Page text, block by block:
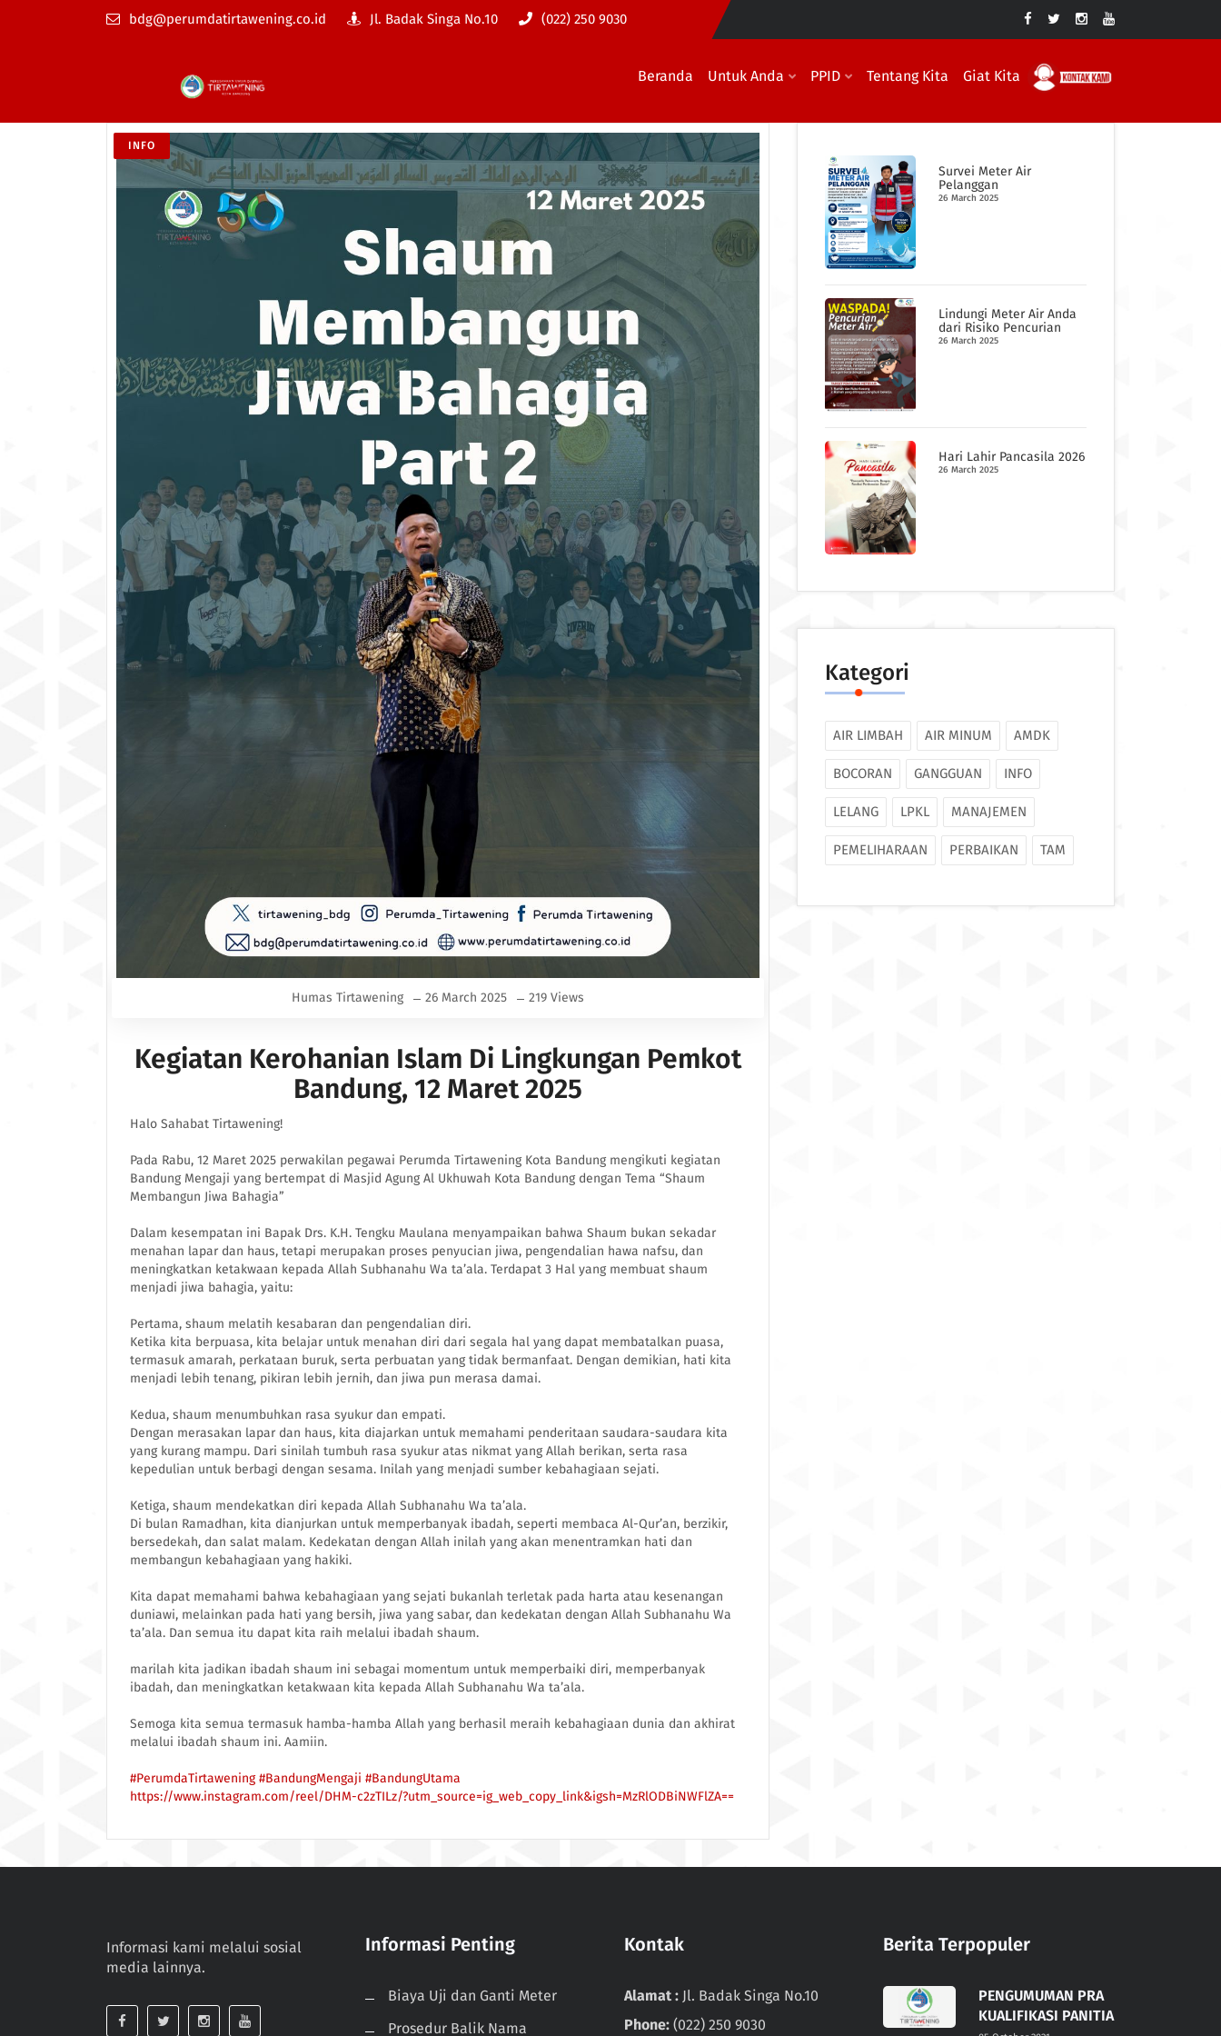
bdg@perumdatirtawening.co.id Jl. Badak Singa No.10 (022) 250 9030
Beranda Untuk Anda PPID Tentang Kita Giat Kita
INFO
Humas Tirtawening 26 March 2025 219 Views
Kegiatan Kerohanian Islam Di Lingkungan Pemkot
Bandung, 12 Maret 2025
Halo Sahabat Tirtawening!
Pada Rabu, 12 Maret 2025 perwakilan pegawai Perumda Tirtawening Kota Bandung mengikuti kegiatan
Bandung Mengaji yang bertempat di Masjid Agung Al Ukhuwah Kota Bandung dengan Tema “Shaum
Membangun Jiwa Bahagia”
Dalam kesempatan ini Bapak Drs. K.H. Tengku Maulana menyampaikan bahwa Shaum bukan sekadar
menahan lapar dan haus, tetapi merupakan proses penyucian jiwa, pengendalian hawa nafsu, dan
meningkatkan ketakwaan kepada Allah Subhanahu Wa ta’ala. Terdapat 3 Hal yang membuat shaum
menjadi jiwa bahagia, yaitu:
Pertama, shaum melatih kesabaran dan pengendalian diri.
Ketika kita berpuasa, kita belajar untuk menahan diri dari segala hal yang dapat membatalkan puasa,
termasuk amarah, perkataan buruk, serta perbuatan yang tidak bermanfaat. Dengan demikian, hati kita
menjadi lebih tenang, pikiran lebih jernih, dan jiwa pun merasa damai.
Kedua, shaum menumbuhkan rasa syukur dan empati.
Dengan merasakan lapar dan haus, kita diajarkan untuk memahami penderitaan saudara-saudara kita
yang kurang mampu. Dari sinilah tumbuh rasa syukur atas nikmat yang Allah berikan, serta rasa
kepedulian untuk berbagi dengan sesama. Inilah yang menjadi sumber kebahagiaan sejati.
Ketiga, shaum mendekatkan diri kepada Allah Subhanahu Wa ta’ala.
Di bulan Ramadhan, kita dianjurkan untuk memperbanyak ibadah, seperti membaca Al-Qur’an, berzikir,
bersedekah, dan salat malam. Kedekatan dengan Allah inilah yang akan menentramkan hati dan
membangun kebahagiaan yang hakiki.
Kita dapat memahami bahwa kebahagiaan yang sejati bukanlah terletak pada harta atau kesenangan
duniawi, melainkan pada hati yang bersih, jiwa yang sabar, dan kedekatan dengan Allah Subhanahu Wa
ta’ala. Dan semua itu dapat kita raih melalui ibadah shaum.
marilah kita jadikan ibadah shaum ini sebagai momentum untuk memperbaiki diri, memperbanyak
ibadah, dan meningkatkan ketakwaan kita kepada Allah Subhanahu Wa ta’ala.
Semoga kita semua termasuk hamba-hamba Allah yang berhasil meraih kebahagiaan dunia dan akhirat
melalui ibadah shaum ini. Aamiin.
#PerumdaTirtawening#BandungMengaji #BandungUtama
https://www.instagram.com/reel/DHM-c2zTILz/?utm_source=ig_web_copy_link&igsh=MzRlODBiNWFlZA==
Survei Meter Air
Pelanggan
26 March 2025
Lindungi Meter Air Anda
dari Risiko Pencurian
26 March 2025
Hari Lahir Pancasila 2026
26 March 2025
Kategori
AIR LIMBAH AIR MINUM AMDK
BOCORAN GANGGUAN INFO
LELANG LPKL MANAJEMEN
PEMELIHARAAN PERBAIKAN TAM
Informasi kami melalui sosial
media lainnya.
Informasi Penting
Biaya Uji dan Ganti Meter
Prosedur Balik Nama
Kontak
Alamat : Jl. Badak Singa No.10
Phone: (022) 250 9030
Berita Terpopuler
PENGUMUMAN PRA
KUALIFIKASI PANITIA